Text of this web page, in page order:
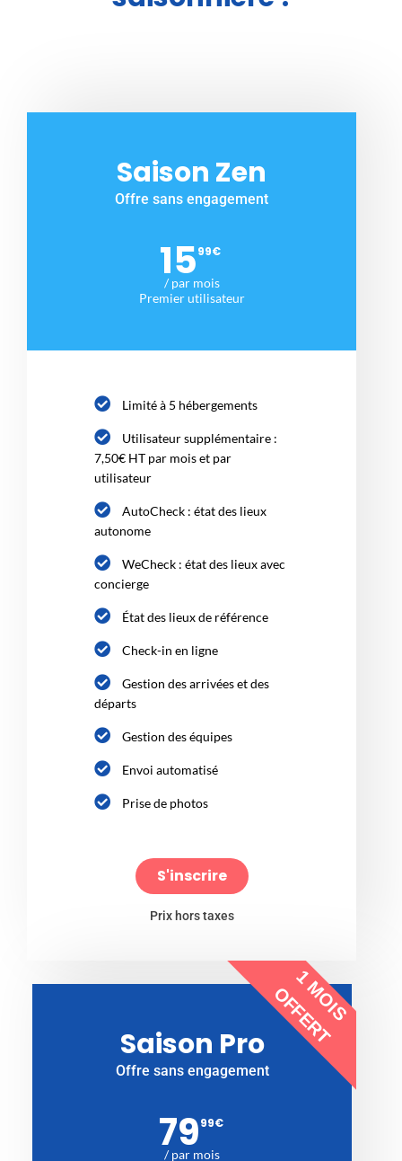
Saison Zen
Offre sans engagement
1599€
/ par mois
Premier utilisateur
Limité à 5 hébergements
Utilisateur supplémentaire :
7,50€ HT par mois et par
utilisateur
AutoCheck : état des lieux
autonome
WeCheck : état des lieux avec
concierge
État des lieux de référence
Check-in en ligne
Gestion des arrivées et des
départs
Gestion des équipes
Envoi automatisé
Prise de photos
S'inscrire
Prix hors taxes
1 MOIS
OFFERT
Saison Pro
Offre sans engagement
7999€
/ par mois